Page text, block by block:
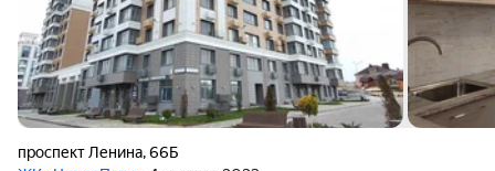
проспект Ленина,66Б